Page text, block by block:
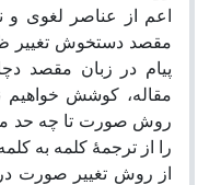
اعم از عناصر لغوی و
مقصد دستخوش تغییر
پیام در زبان مقصد
مقاله، کوشش خواهیم
روش صورت تا چه حد
را از ترجمۀ کلمه به
از روش تغییر صورت